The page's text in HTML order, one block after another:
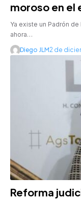
moroso en el
Ya existe un Padrón
ahora…
Diego JLM2 de
Reforma